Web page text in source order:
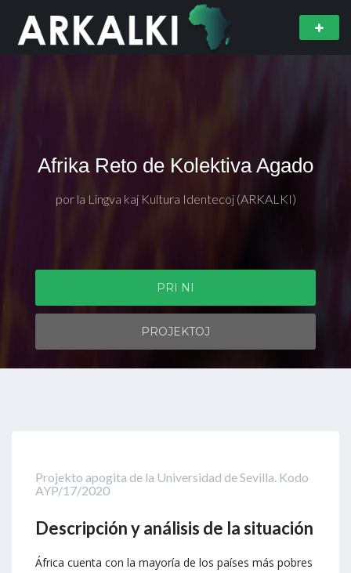
Afrika Reto de Kolektiva Agado
por la Lingva kaj Kultura Identecoj (ARKALKI)
PRI NI
PROJEKTOJ
Projekto apogita de la Universidad de Sevilla. Kodo
AYP/17/2020
Descripción y análisis de la situación
África cuenta con la mayoría de los países más pobres